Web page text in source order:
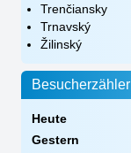
Trenčiansky
Trnavský
Žilinský
Besucherzähler
Heute
Gestern